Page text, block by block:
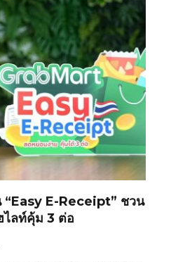
“Easy E-Receipt” ชวน
ลท์คุ้ม 3 ต่อ